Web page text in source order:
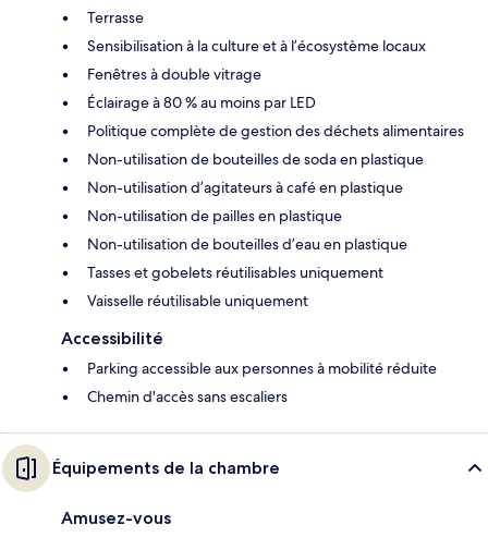
Terrasse
Sensibilisation à la culture et à l’écosystème locaux
Fenêtres à double vitrage
Éclairage à 80 % au moins par LED
Politique complète de gestion des déchets alimentaires
Non-utilisation de bouteilles de soda en plastique
Non-utilisation d’agitateurs à café en plastique
Non-utilisation de pailles en plastique
Non-utilisation de bouteilles d’eau en plastique
Tasses et gobelets réutilisables uniquement
Vaisselle réutilisable uniquement
Accessibilité
Parking accessible aux personnes à mobilité réduite
Chemin d'accès sans escaliers
Équipements de la chambre
Amusez-vous